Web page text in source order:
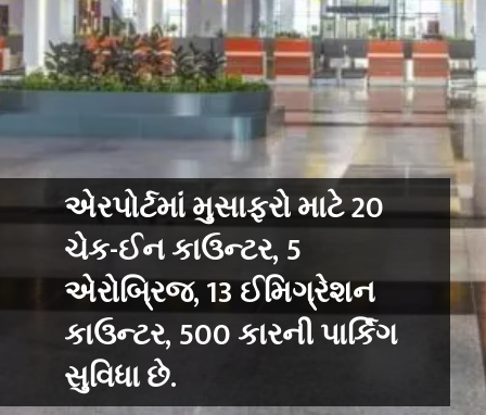
એરપોર્ટમાં મુસાફરો માટે 20
ચેક-ઈન કાઉન્ટર, 5
એરોબ્રિજ, 13 ઈમિગ્રેશન
કાઉન્ટર, 500 કારની પાર્કિંગ
સુવિધા છે.